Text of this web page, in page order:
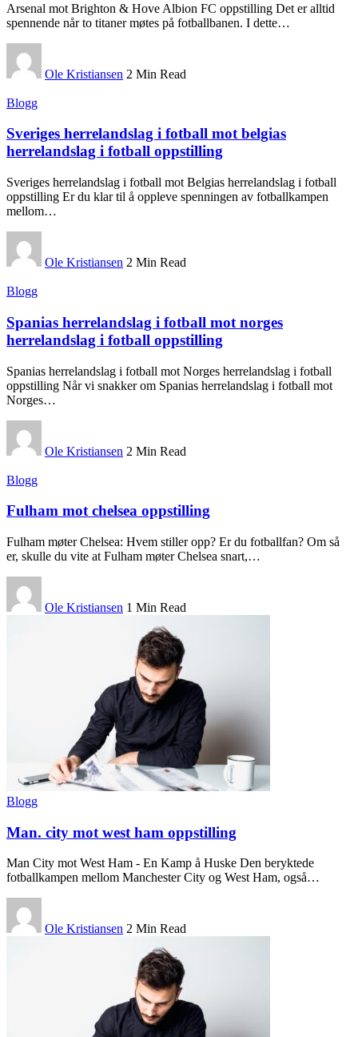
Arsenal mot Brighton & Hove Albion FC oppstilling Det er alltid
spennende når to titaner møtes på fotballbanen. I dette…
Ole Kristiansen 2 Min Read
Blogg
Sveriges herrelandslag i fotball mot belgias
herrelandslag i fotball oppstilling
Sveriges herrelandslag i fotball mot Belgias herrelandslag i fotball
oppstilling Er du klar til å oppleve spenningen av fotballkampen
mellom…
Ole Kristiansen 2 Min Read
Blogg
Spanias herrelandslag i fotball mot norges
herrelandslag i fotball oppstilling
Spanias herrelandslag i fotball mot Norges herrelandslag i fotball
oppstilling Når vi snakker om Spanias herrelandslag i fotball mot
Norges…
Ole Kristiansen 2 Min Read
Blogg
Fulham mot chelsea oppstilling
Fulham møter Chelsea: Hvem stiller opp? Er du fotballfan? Om så
er, skulle du vite at Fulham møter Chelsea snart,…
Ole Kristiansen 1 Min Read
Blogg
Man. city mot west ham oppstilling
Man City mot West Ham - En Kamp å Huske Den beryktede
fotballkampen mellom Manchester City og West Ham, også…
Ole Kristiansen 2 Min Read